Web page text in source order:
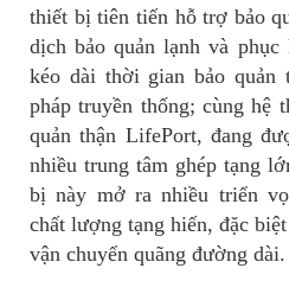
thiết bị tiên tiến hỗ trợ bảo
dịch bảo quản lạnh và
kéo dài thời gian bảo quản
pháp truyền thống; cùng hệ
quản thận LifePort, đang
nhiều trung tâm ghép tạng
bị này mở ra nhiều triển
chất lượng tạng hiến, đặc
vận chuyển quãng đường dài.